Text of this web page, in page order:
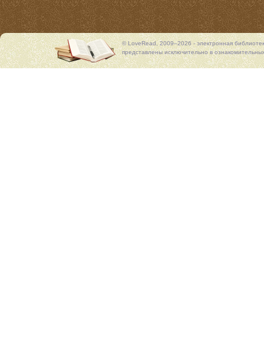
© LoveRead, 2009–2026 - электронная
представлены исключительно в